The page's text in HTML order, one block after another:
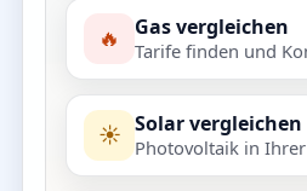
🔥 Gas vergleichen
Tarife finden und
☀️ Solar vergleichen
Photovoltaik in